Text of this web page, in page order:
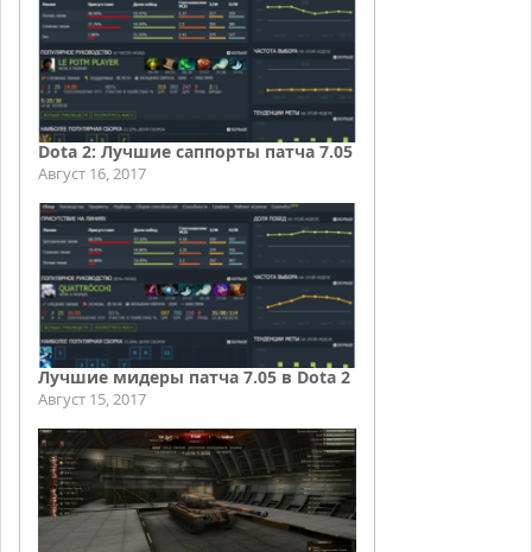
Dota 2: Лучшие саппорты патча 7.05
Август 16, 2017
Лучшие мидеры патча 7.05 в Dota 2
Август 15, 2017